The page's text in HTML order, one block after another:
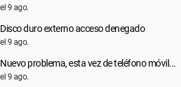
el 9 ago.
Disco duro externo acceso denegado
el 9 ago.
Nuevo problema, esta vez de teléfono móvil...
el 9 ago.